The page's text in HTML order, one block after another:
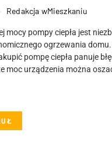
Redakcja wMieszkaniu
mocy pompy ciepła jest
ogrzewania domu.
pompę ciepła panuje
moc urządzenia można